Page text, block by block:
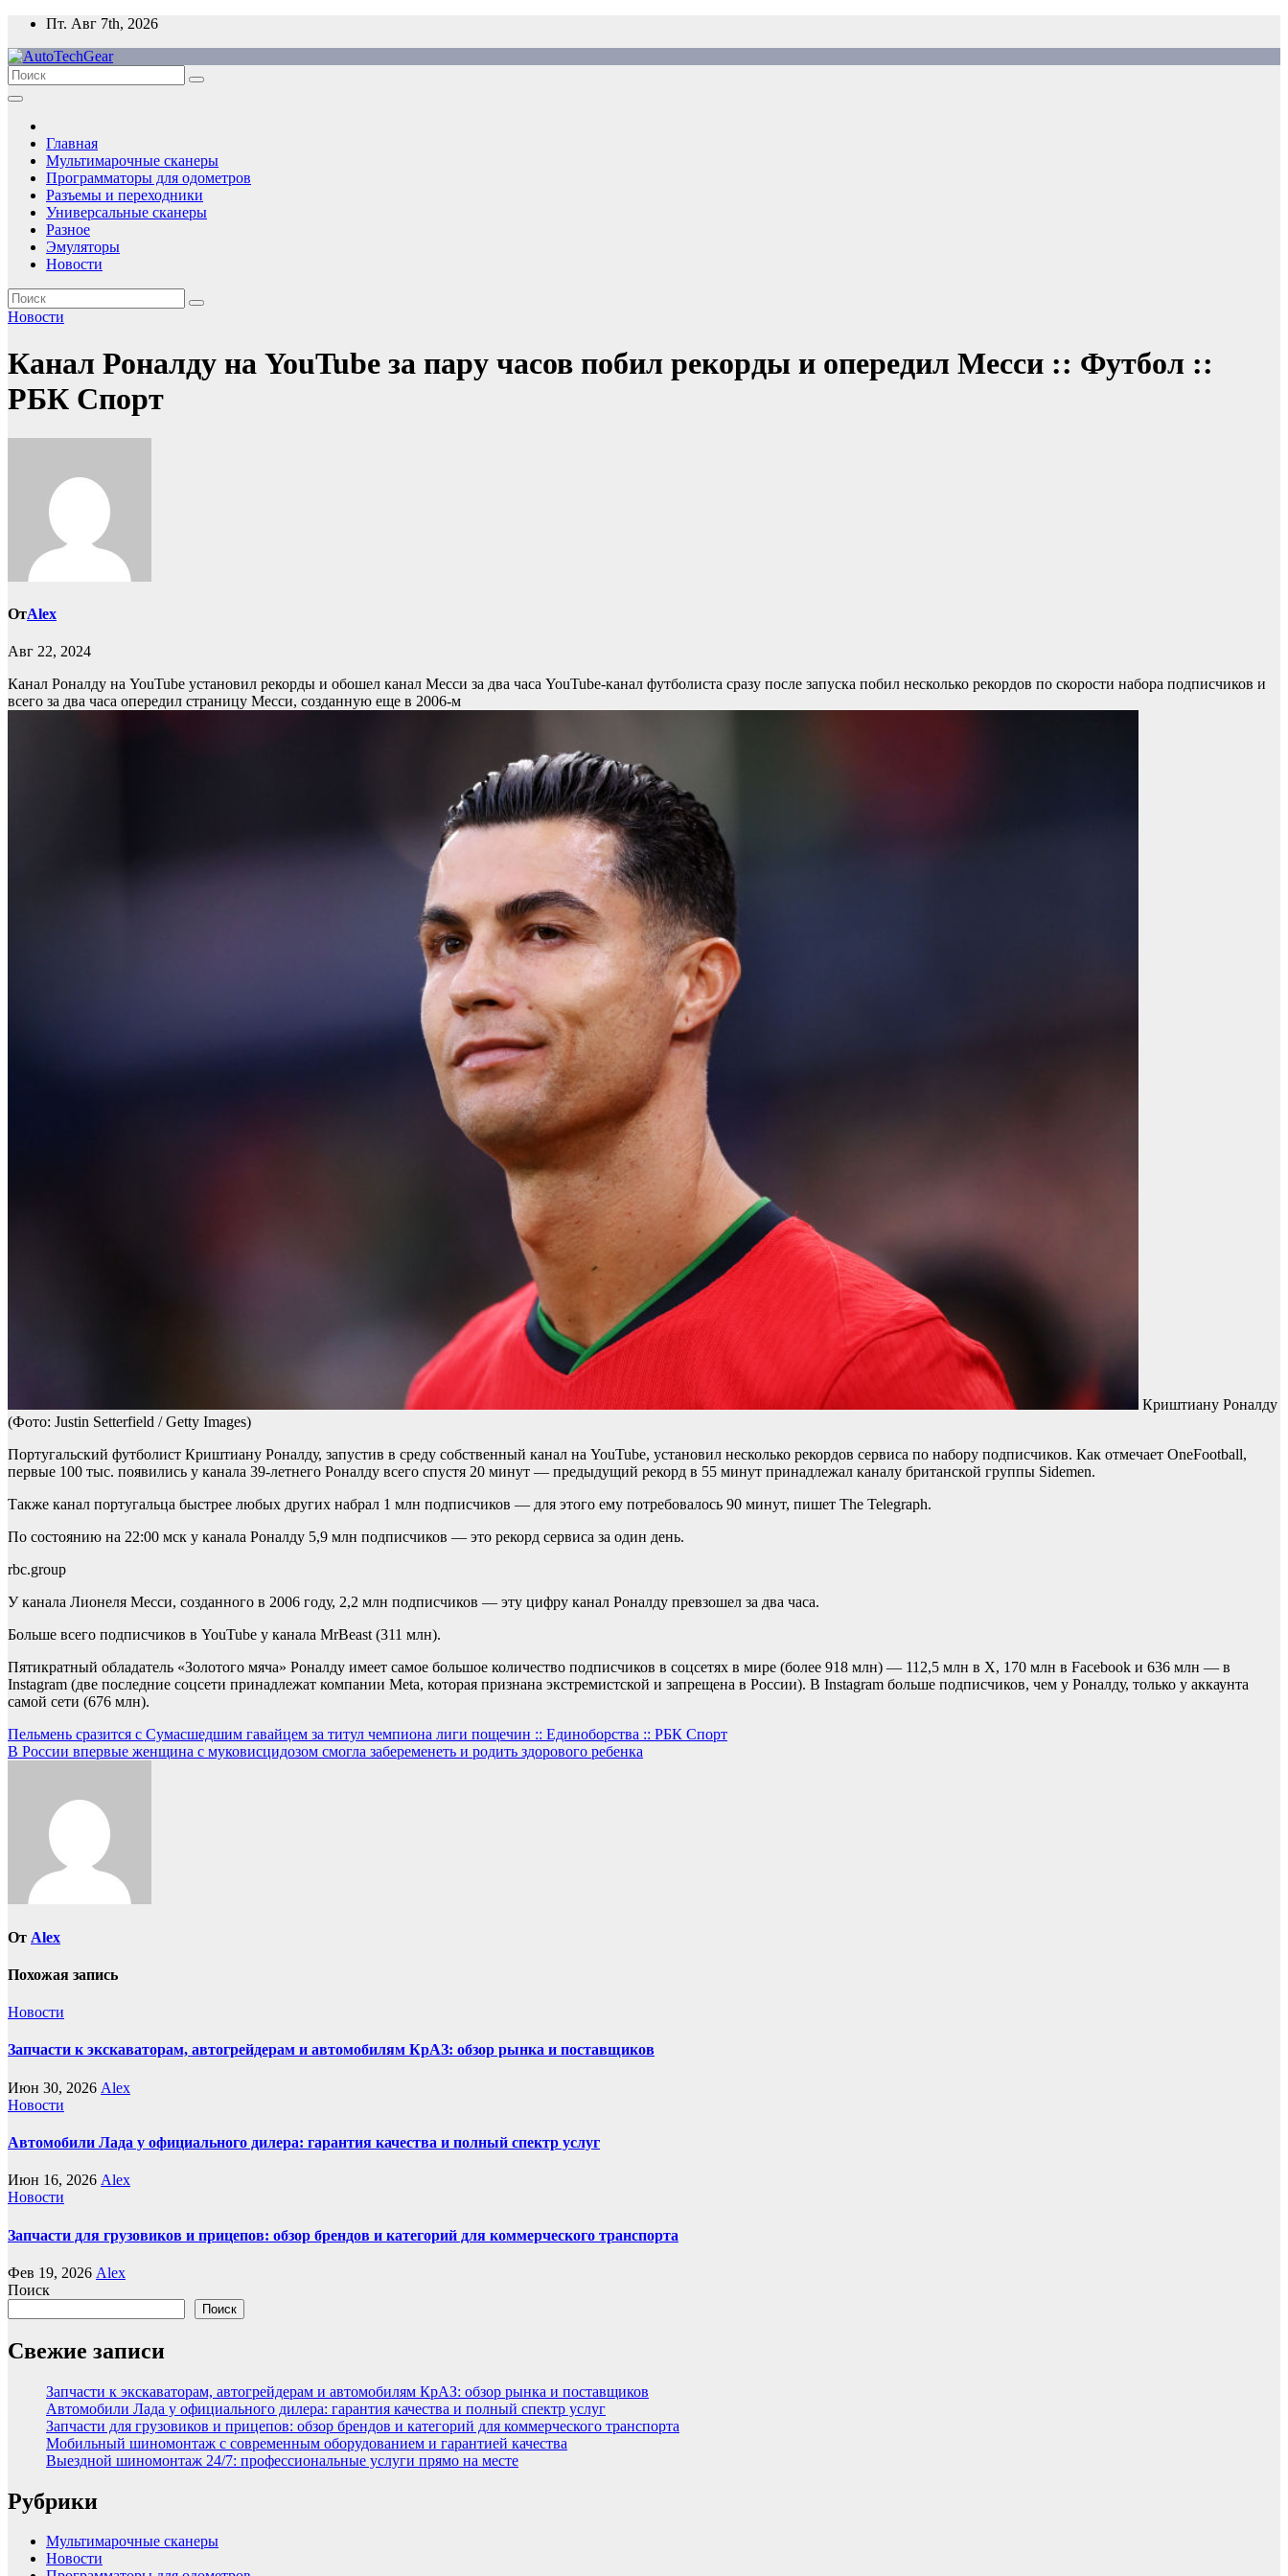
Перейти
содержимому
Пт. Авг 7th, 2026
Главная
Мультимарочные сканеры
Программаторы для одометров
Разъемы и переходники
Универсальные сканеры
Разное
Эмуляторы
Новости
Новости
Канал Роналду на YouTube за пару часов побил рекорды и опередил Месси :: Футбол ::
РБК Спорт
ОтAlex
Авг 22, 2024
Канал Роналду на YouTube установил рекорды и обошел канал Месси за два часа YouTube-канал футболиста сразу после запуска побил несколько рекордов по скорости набора подписчиков и
всего за два часа опередил страницу Месси, созданную еще в 2006-м
Криштиану Роналду
(Фото: Justin Setterfield / Getty Images)
Португальский футболист Криштиану Роналду, запустив в среду собственный канал на YouTube, установил несколько рекордов сервиса по набору подписчиков. Как отмечает OneFootball,
первые 100 тыс. появились у канала 39-летнего Роналду всего спустя 20 минут — предыдущий рекорд в 55 минут принадлежал каналу британской группы Sidemen.
Также канал португальца быстрее любых других набрал 1 млн подписчиков — для этого ему потребовалось 90 минут, пишет The Telegraph.
По состоянию на 22:00 мск у канала Роналду 5,9 млн подписчиков — это рекорд сервиса за один день.
rbc.group
У канала Лионеля Месси, созданного в 2006 году, 2,2 млн подписчиков — эту цифру канал Роналду превзошел за два часа.
Больше всего подписчиков в YouTube у канала MrBeast (311 млн).
Пятикратный обладатель «Золотого мяча» Роналду имеет самое большое количество подписчиков в соцсетях в мире (более 918 млн) — 112,5 млн в X, 170 млн в Facebook и 636 млн — в
Instagram (две последние соцсети принадлежат компании Meta, которая признана экстремистской и запрещена в России). В Instagram больше подписчиков, чем у Роналду, только у аккаунта
самой сети (676 млн).
Навигация
по
Пельмень сразится с Сумасшедшим гавайцем за титул чемпиона лиги пощечин :: Единоборства :: РБК Спорт
В России впервые женщина с муковисцидозом смогла забеременеть и родить здорового ребенка
От Alex
Похожая запись
Новости
Запчасти к экскаваторам, автогрейдерам и автомобилям КрАЗ: обзор рынка и поставщиков
Июн 30, 2026 Alex
Новости
Автомобили Лада у официального дилера: гарантия качества и полный спектр услуг
Июн 16, 2026 Alex
Новости
Запчасти для грузовиков и прицепов: обзор брендов и категорий для коммерческого транспорта
Фев 19, 2026 Alex
Поиск
Поиск
Свежие записи
Запчасти к экскаваторам, автогрейдерам и автомобилям КрАЗ: обзор рынка и поставщиков
Автомобили Лада у официального дилера: гарантия качества и полный спектр услуг
Запчасти для грузовиков и прицепов: обзор брендов и категорий для коммерческого транспорта
Мобильный шиномонтаж с современным оборудованием и гарантией качества
Выездной шиномонтаж 24/7: профессиональные услуги прямо на месте
Рубрики
Мультимарочные сканеры
Новости